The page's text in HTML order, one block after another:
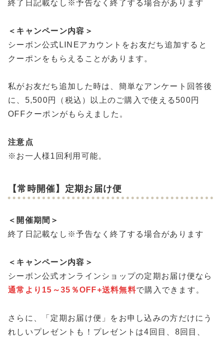
終了日記載なし※予告なく終了する場合があります
＜キャンペーン内容＞
シーボン公式LINEアカウントをお友だち追加すると
クーポンをもらえることがあります。
私がお友だち追加した時は、簡単なアンケート回答後
に、5,500円（税込）以上のご購入で使える500円
OFFクーポンがもらえました。
注意点
※お一人様1回利用可能。
【常時開催】定期お届け便
＜開催期間＞
終了日記載なし※予告なく終了する場合があります
＜キャンペーン内容＞
シーボン公式オンラインショップの定期お届け便なら
通常より15～35％OFF+送料無料で購入できます。
さらに、「定期お届け便」をお申し込みの方だけにう
れしいプレゼントも！プレゼントは4回目、8回目、